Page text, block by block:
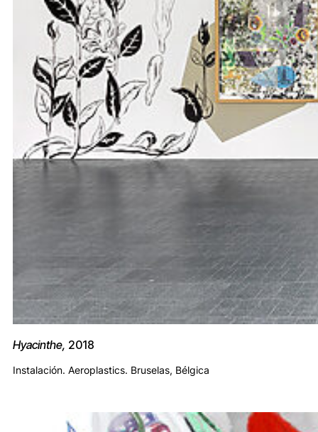
Hyacinthe, 2018
Instalación. Aeroplastics. Bruselas, Bélgica